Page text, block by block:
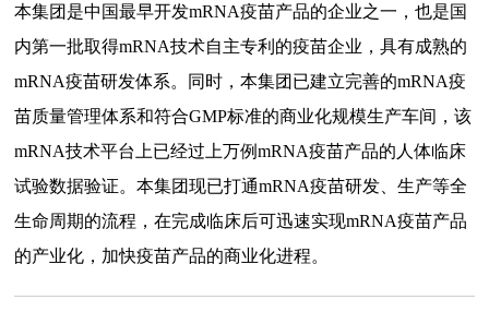
本集团是中国最早开发mRNA疫苗产品的企业之一，也是国
内第一批取得mRNA技术自主专利的疫苗企业，具有成熟的
mRNA疫苗研发体系。同时，本集团已建立完善的mRNA疫
苗质量管理体系和符合GMP标准的商业化规模生产车间，该
mRNA技术平台上已经过上万例mRNA疫苗产品的人体临床
试验数据验证。本集团现已打通mRNA疫苗研发、生产等全
生命周期的流程，在完成临床后可迅速实现mRNA疫苗产品
的产业化，加快疫苗产品的商业化进程。